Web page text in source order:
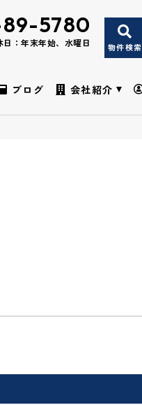
5780
日：年末年始、水曜日 物件検索
ブログ 会社紹介